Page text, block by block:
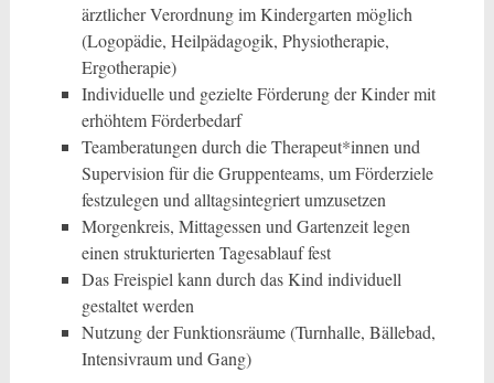
ärztlicher Verordnung im Kindergarten möglich
(Logopädie, Heilpädagogik, Physiotherapie,
Ergotherapie)
Individuelle und gezielte Förderung der Kinder mit
erhöhtem Förderbedarf
Teamberatungen durch die Therapeut*innen und
Supervision für die Gruppenteams, um Förderziele
festzulegen und alltagsintegriert umzusetzen
Morgenkreis, Mittagessen und Gartenzeit legen
einen strukturierten Tagesablauf fest
Das Freispiel kann durch das Kind individuell
gestaltet werden
Nutzung der Funktionsräume (Turnhalle, Bällebad,
Intensivraum und Gang)